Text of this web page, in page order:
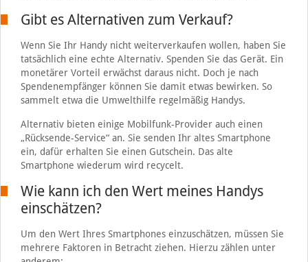
Gibt es Alternativen zum Verkauf?
Wenn Sie Ihr Handy nicht weiterverkaufen wollen, haben Sie
tatsächlich eine echte Alternativ. Spenden Sie das Gerät. Ein
monetärer Vorteil erwächst daraus nicht. Doch je nach
Spendenempfänger können Sie damit etwas bewirken. So
sammelt etwa die Umwelthilfe regelmäßig Handys.
Alternativ bieten einige Mobilfunk-Provider auch einen
„Rücksende-Service“ an. Sie senden Ihr altes Smartphone
ein, dafür erhalten Sie einen Gutschein. Das alte
Smartphone wiederum wird recycelt.
Wie kann ich den Wert meines Handys
einschätzen?
Um den Wert Ihres Smartphones einzuschätzen, müssen Sie
mehrere Faktoren in Betracht ziehen. Hierzu zählen unter